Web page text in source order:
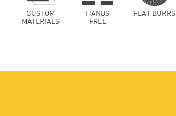
CUSTOM
MATERIALS
HANDS
FREE
FLAT BURRS